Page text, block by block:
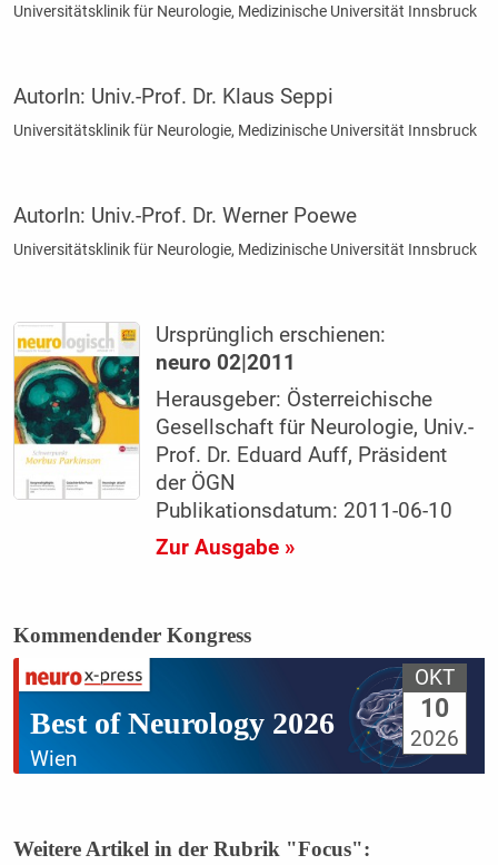
Universitätsklinik für Neurologie, Medizinische Universität Innsbruck
AutorIn: Univ.-Prof. Dr. Klaus Seppi
Universitätsklinik für Neurologie, Medizinische Universität Innsbruck
AutorIn: Univ.-Prof. Dr. Werner Poewe
Universitätsklinik für Neurologie, Medizinische Universität Innsbruck
Ursprünglich erschienen:
neuro 02|2011
Herausgeber: Österreichische
Gesellschaft für Neurologie, Univ.-
Prof. Dr. Eduard Auff, Präsident
der ÖGN
Publikationsdatum: 2011-06-10
Zur Ausgabe »
Kommendender Kongress
Best of Neurology 2026
Wien
OKT
10
2026
Weitere Artikel in der Rubrik "Focus":